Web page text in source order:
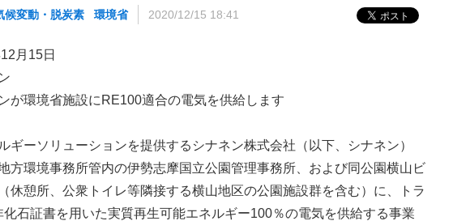
候変動・脱炭素 環境省 2020/12/15 18:41
月15日
環境省施設にRE100適合の電気を供給します
ギーソリューションを提供するシナネン株式会社（以下、シナネン）
方環境事務所管内の伊勢志摩国立公園管理事務所、および同公園横山ビ
休憩所、公衆トイレ等隣接する横山地区の公園施設群を含む）に、トラ
化石証書を用いた実質再生可能エネルギー100％の電気を供給する事業